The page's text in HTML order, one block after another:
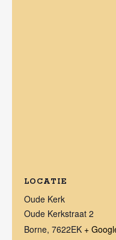
LOCATIE
Oude Kerk
Oude Kerkstraat 2
Borne, 7622EK +